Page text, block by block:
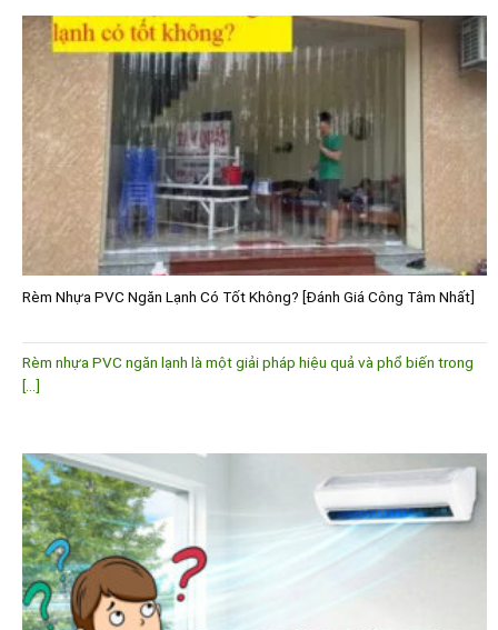
Rèm Nhựa PVC Ngăn Lạnh Có Tốt Không? [Đánh Giá Công Tâm Nhất]
Rèm nhựa PVC ngăn lạnh là một giải pháp hiệu quả và phổ biến trong
[...]